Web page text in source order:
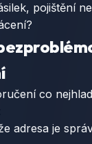
pojištění
co
adresa je